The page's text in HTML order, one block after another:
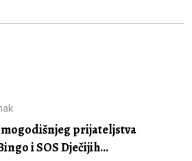
prijateljstva
i SOS Dječijih...